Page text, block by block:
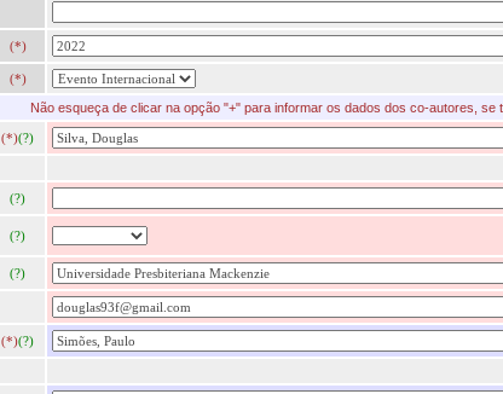
(*)
(*)
Não esqueça de clicar na opção "+" para informar os dados dos co-autores, se
(*)(?)
(?)
(?)
(?)
(*)(?)